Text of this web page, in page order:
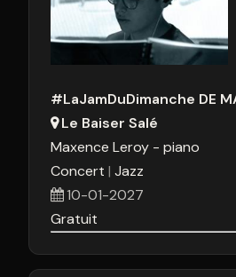
#LaJamDuDimanche DE
Le Baiser Salé
Maxence Leroy - piano
Concert Jazz
10-01-2027
Gratuit